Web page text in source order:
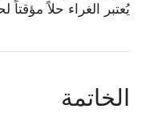
يُعتبر الغراء حلاً مؤقتاً
الخاتمة